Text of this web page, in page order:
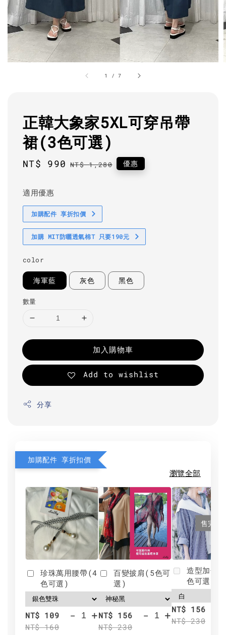
1 /7
正韓大象家5XL可穿吊帶
裙(3色可選)
Sale
NT$ 990 Regular
NT$ 1,280 優惠
適用優惠
加購配件 享折扣價
加購 MIT防曬透氣棉T 只要190元
color
海軍藍 灰色 黑色
數量
加入購物車
Add to wishlist
分享
加購配件 享折扣價
瀏覽全部
珍珠萬用腰帶(4
色可選)
NT$ 109
NT$ 160
- +
百變披肩(5色可
選)
NT$ 156
NT$ 230
- +
售完
造型加分
色可選)
NT$ 156
NT$ 230